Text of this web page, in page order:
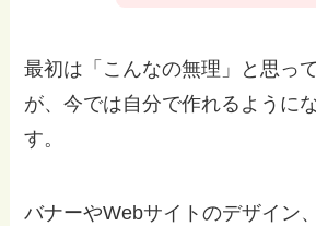
最初は「こんなの無理」と思っ
が、今では自分で作れるように
す。
バナーやWebサイトのデザイン